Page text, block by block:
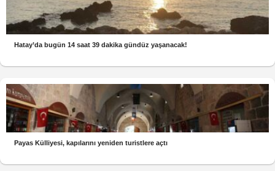
Hatay’da bugün 14 saat 39 dakika gündüz yaşanacak!
Payas Külliyesi, kapılarını yeniden turistlere açtı